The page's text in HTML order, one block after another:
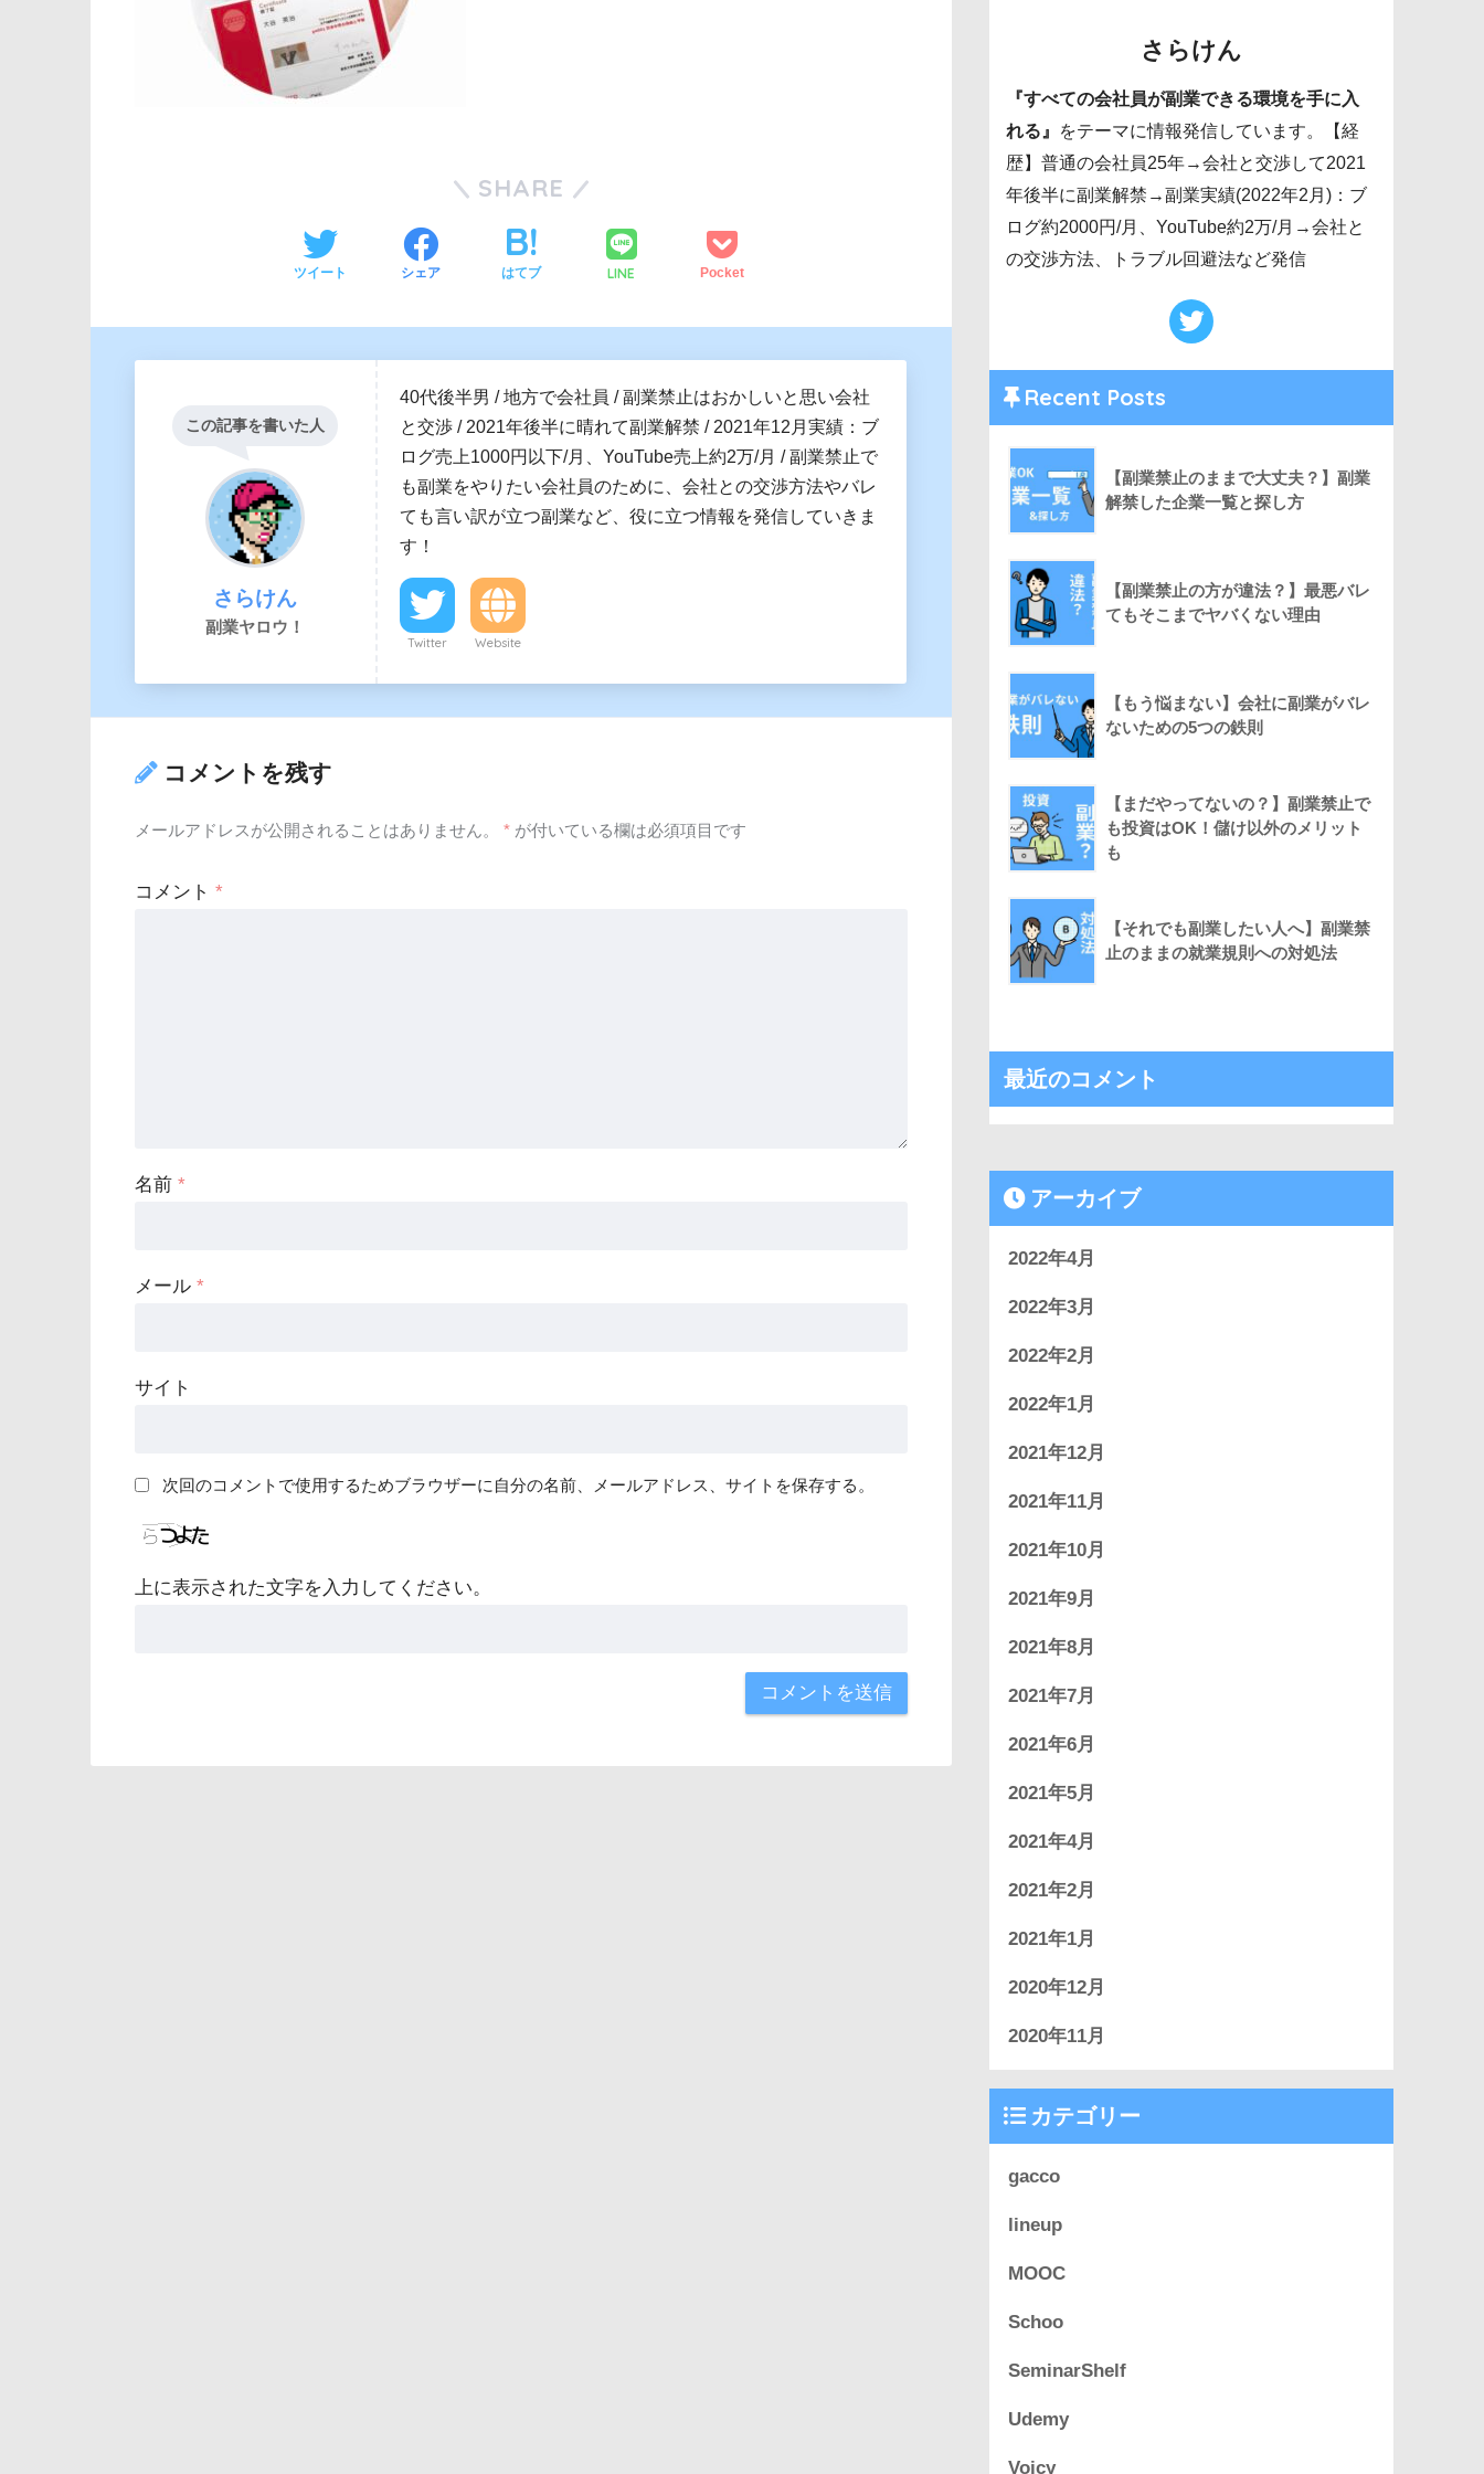
SHARE
ツイート シェア はてブ LINE Pocket
この記事を書いた人
さらけん
副業ヤロウ！
40代後半男 / 地方で会社員 / 副業禁止はおかしいと思い会社
と交渉 / 2021年後半に晴れて副業解禁 / 2021年12月実績：ブ
ログ売上1000円以下/月、YouTube売上約2万/月 / 副業禁止で
も副業をやりたい会社員のために、会社との交渉方法やバレ
ても言い訳が立つ副業など、役に立つ情報を発信していきま
す！
Twitter Website
コメントを残す
メールアドレスが公開されることはありません。 * が付いている欄は必須項目です
コメント *
名前 *
メール *
サイト
次回のコメントで使用するためブラウザーに自分の名前、メールアドレス、サイトを保存する。
上に表示された文字を入力してください。
さらけん
『すべての会社員が副業できる環境を手に入
れる』
をテーマに情報発信しています。【経
歴】普通の会社員25年→会社と交渉して2021
年後半に副業解禁→副業実績(2022年2月)：ブ
ログ約2000円/月、YouTube約2万/月→会社と
の交渉方法、トラブル回避法など発信
Recent Posts
【副業禁止のままで大丈夫？】副業
解禁した企業一覧と探し方
【副業禁止の方が違法？】最悪バレ
てもそこまでヤバくない理由
【もう悩まない】会社に副業がバレ
ないための5つの鉄則
【まだやってないの？】副業禁止で
も投資はOK！儲け以外のメリット
も
【それでも副業したい人へ】副業禁
止のままの就業規則への対処法
最近のコメント
アーカイブ
2022年4月
2022年3月
2022年2月
2022年1月
2021年12月
2021年11月
2021年10月
2021年9月
2021年8月
2021年7月
2021年6月
2021年5月
2021年4月
2021年2月
2021年1月
2020年12月
2020年11月
カテゴリー
gacco
lineup
MOOC
Schoo
SeminarShelf
Udemy
Voicy